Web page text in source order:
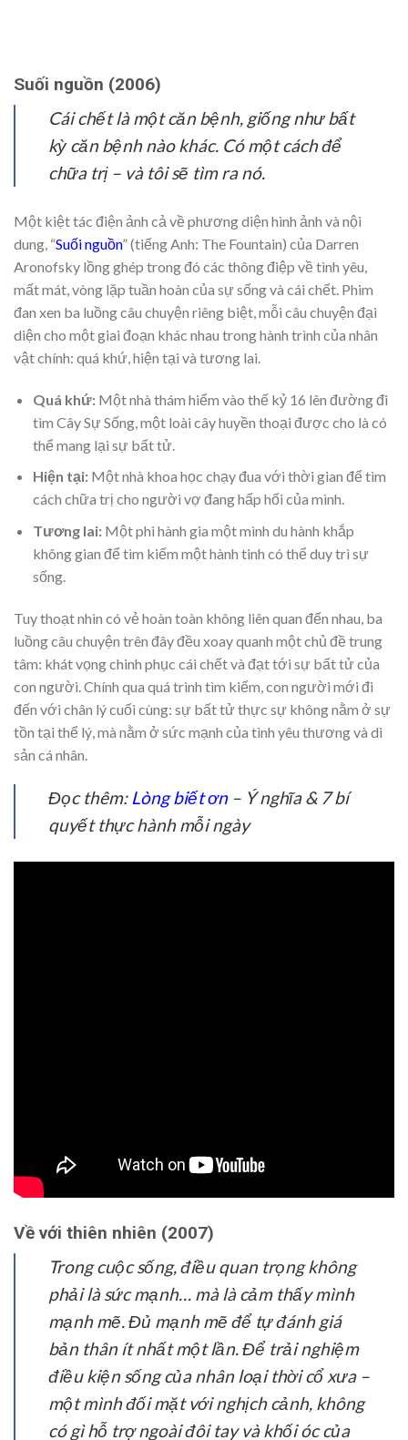
Suối nguồn (2006)
Cái chết là một căn bệnh, giống như bất
kỳ căn bệnh nào khác. Có một cách để
chữa trị – và tôi sẽ tìm ra nó.
Một kiệt tác điện ảnh cả về phương diện hình ảnh và nội
dung, “Suối nguồn” (tiếng Anh: The Fountain) của Darren
Aronofsky lồng ghép trong đó các thông điệp về tình yêu,
mất mát, vòng lặp tuần hoàn của sự sống và cái chết. Phim
đan xen ba luồng câu chuyện riêng biệt, mỗi câu chuyện đại
diện cho một giai đoạn khác nhau trong hành trình của nhân
vật chính: quá khứ, hiện tại và tương lai.
Quá khứ:Một nhà thám hiểm vào thế kỷ 16 lên đường đi
tìm Cây Sự Sống, một loài cây huyền thoại được cho là có
thể mang lại sự bất tử.
Hiện tại:Một nhà khoa học chạy đua với thời gian để tìm
cách chữa trị cho người vợ đang hấp hối của mình.
Tương lai:Một phi hành gia một mình du hành khắp
không gian để tìm kiếm một hành tinh có thể duy trì sự
sống.
Tuy thoạt nhìn có vẻ hoàn toàn không liên quan đến nhau, ba
luồng câu chuyện trên đây đều xoay quanh một chủ đề trung
tâm: khát vọng chinh phục cái chết và đạt tới sự bất tử của
con người. Chính qua quá trình tìm kiếm, con người mới đi
đến với chân lý cuối cùng: sự bất tử thực sự không nằm ở sự
tồn tại thể lý, mà nằm ở sức mạnh của tình yêu thương và di
sản cá nhân.
Đọc thêm: Lòng biết ơn– Ý nghĩa & 7 bí
quyết thực hành mỗi ngày
Về với thiên nhiên (2007)
Trong cuộc sống, điều quan trọng không
phải là sức mạnh… mà là cảm thấy mình
mạnh mẽ. Đủ mạnh mẽ để tự đánh giá
bản thân ít nhất một lần. Để trải nghiệm
điều kiện sống của nhân loại thời cổ xưa –
một mình đối mặt với nghịch cảnh, không
có gì hỗ trợ ngoài đôi tay và khối óc của